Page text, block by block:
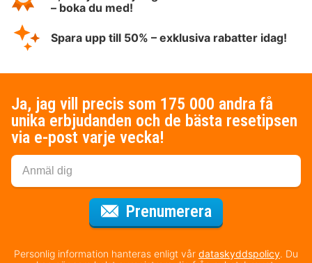
– boka du med!
Spara upp till 50% – exklusiva rabatter idag!
Ja, jag vill precis som 175 000 andra få
unika erbjudanden och de bästa resetipsen
via e-post varje vecka!
Prenumerera
Personlig information hanteras enligt vår dataskyddspolicy. Du